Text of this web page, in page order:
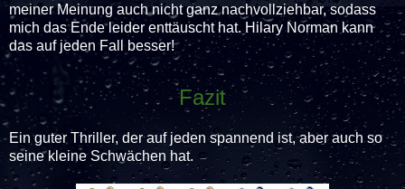
meiner Meinung auch nicht ganz nachvollziehbar, sodass
mich das Ende leider enttäuscht hat. Hilary Norman kann
das auf jeden Fall besser!
Fazit
Ein guter Thriller, der auf jeden spannend ist, aber auch so
seine kleine Schwächen hat.